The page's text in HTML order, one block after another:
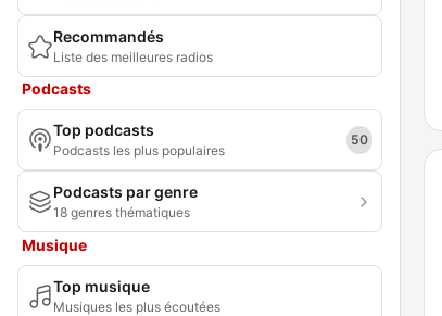
Recommandés
Liste des meilleures radios
Podcasts
Top podcasts
Podcasts les plus populaires
50
Podcasts par genre
18 genres thématiques
Musique
Top musique
Musiques les plus écoutées